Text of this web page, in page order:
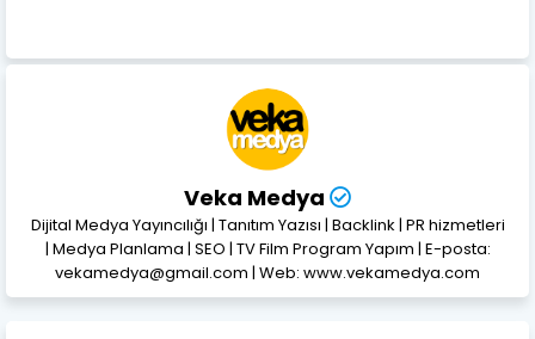
Veka Medya
Dijital Medya Yayıncılığı | Tanıtım Yazısı | Backlink | PR hizmetleri
| Medya Planlama | SEO | TV Film Program Yapım | E-posta:
vekamedya@gmail.com | Web: www.vekamedya.com